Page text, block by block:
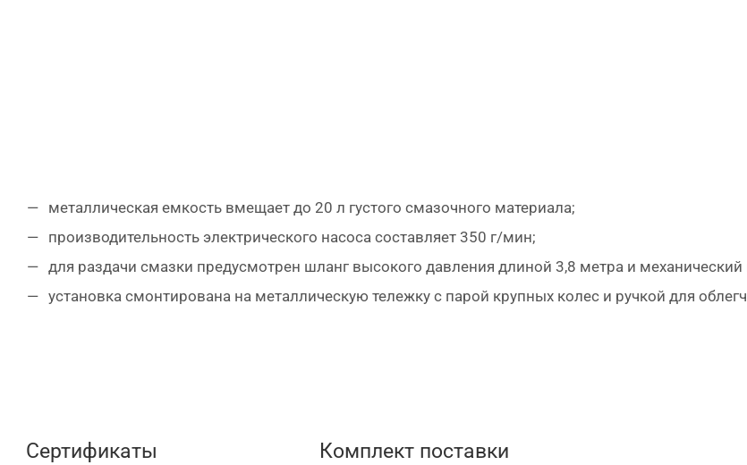
металлическая емкость вмещает до 20 л густого смазочного материала;
производительность электрического насоса составляет 350 г/мин;
для раздачи смазки предусмотрен шланг высокого давления длиной 3,8 метра и
установка смонтирована на металлическую тележку с парой крупных колес и ручкой для
Сертификаты Комплект поставки